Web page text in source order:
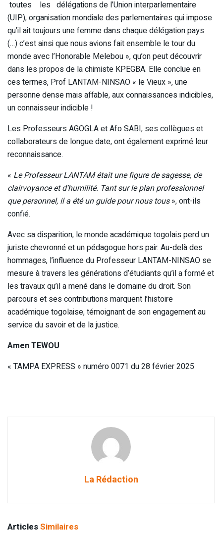
toutes les délégations de l’Union interparlementaire
(UIP), organisation mondiale des parlementaires qui impose
qu’il ait toujours une femme dans chaque délégation pays
(…) c’est ainsi que nous avions fait ensemble le tour du
monde avec l’Honorable Melebou », qu’on peut découvrir
dans les propos de la chimiste KPEGBA. Elle conclue en
ces termes, Prof LANTAM-NINSAO « le Vieux », une
personne dense mais affable, aux connaissances indicibles,
un connaisseur indicible !
Les Professeurs AGOGLA et Afo SABI, ses collègues et
collaborateurs de longue date, ont également exprimé leur
reconnaissance.
« Le Professeur LANTAM était une figure de sagesse, de
clairvoyance et d’humilité. Tant sur le plan professionnel
que personnel, il a été un guide pour nous tous», ont-ils
confié.
Avec sa disparition, le monde académique togolais perd un
juriste chevronné et un pédagogue hors pair. Au-delà des
hommages, l’influence du Professeur LANTAM-NINSAO se
mesure à travers les générations d’étudiants qu’il a formé et
les travaux qu’il a mené dans le domaine du droit. Son
parcours et ses contributions marquent l’histoire
académique togolaise, témoignant de son engagement au
service du savoir et de la justice.
Amen TEWOU
« TAMPA EXPRESS » numéro 0071 du 28 février 2025
La Rédaction
ArticlesSimilaires